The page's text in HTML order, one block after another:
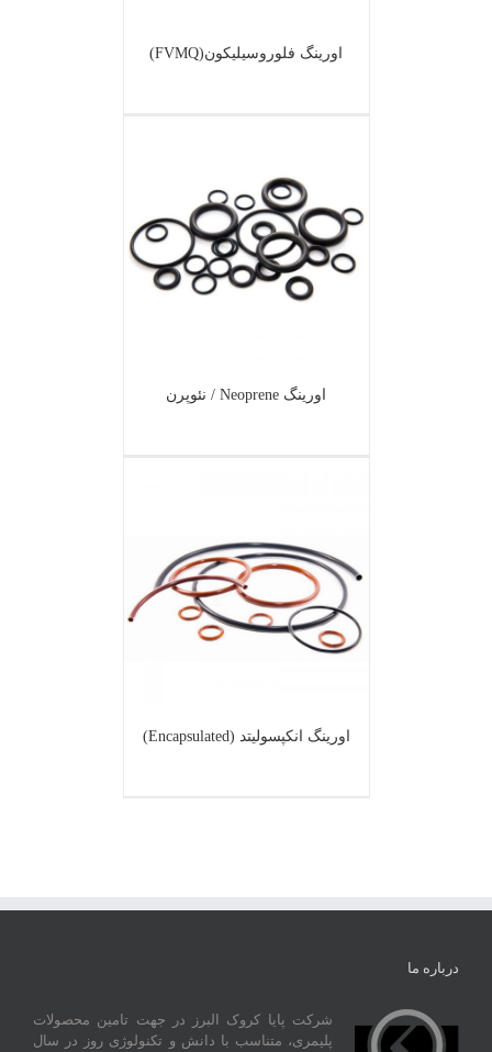
اورینگ فلوروسیلیکون(FVMQ)
اورینگ Neoprene / نئوپرن
اورینگ انکپسولیتد (Encapsulated)
درباره ما
شرکت پایا کروک البرز در جهت تامین محصولات
پلیمری، متناسب با دانش و تکنولوژی روز در سال